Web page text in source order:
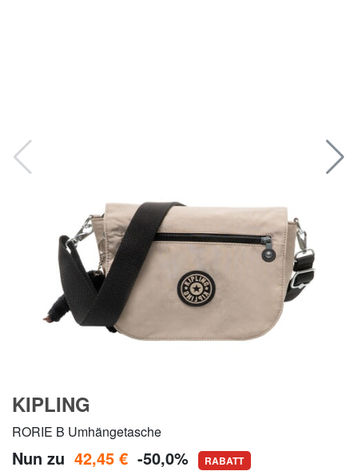
KIPLING
RORIE B Umhängetasche
Nun zu 42,45 € -50,0% RABATT